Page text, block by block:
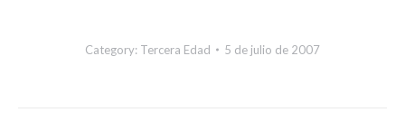
Category: Tercera Edad 5 de julio de 2007